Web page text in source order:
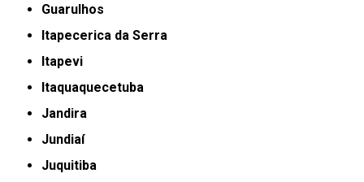
Guarulhos
Itapecerica da Serra
Itapevi
Itaquaquecetuba
Jandira
Jundiaí
Juquitiba